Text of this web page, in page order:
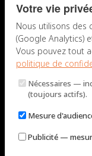
Votre vie
Nous utilisons des
(Google Analytics)
Vous pouvez tout
politique de
Nécessaires —
(toujours actifs).
Mesure
Publicité —